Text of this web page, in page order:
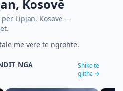
, Kosovë
për Lipjan, Kosovë —
me verë të ngrohtë.
NGA
Shiko të
gjitha →